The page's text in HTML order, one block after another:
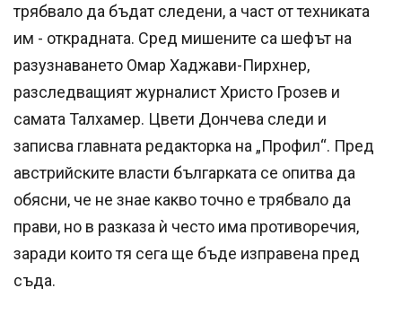
трябвало да бъдат следени, а част от техниката
им - открадната. Сред мишените са шефът на
разузнаването Омар Хаджави-Пирхнер,
разследващият журналист Христо Грозев и
самата Талхамер. Цвети Дончева следи и
записва главната редакторка на „Профил“. Пред
австрийските власти българката се опитва да
обясни, че не знае какво точно е трябвало да
прави, но в разказа ѝ често има противоречия,
заради които тя сега ще бъде изправена пред
съда.